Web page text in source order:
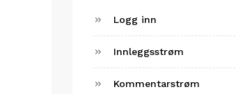
Logg inn
Innleggsstrøm
Kommentarstrøm